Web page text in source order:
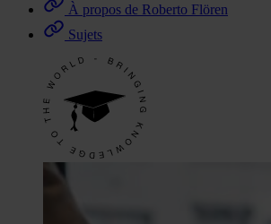
À propos de Roberto Flören
Sujets